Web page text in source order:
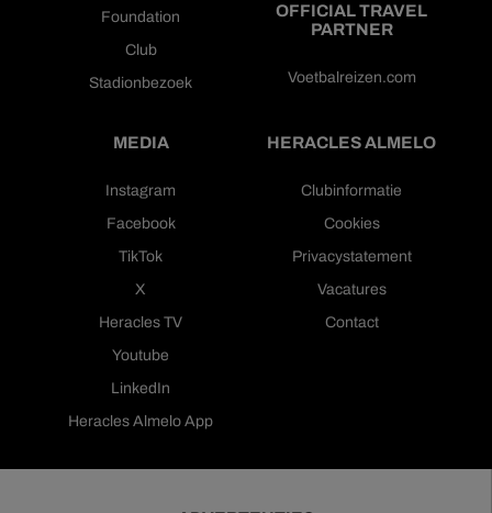
Foundation
Club
Stadionbezoek
OFFICIAL TRAVEL
PARTNER
Voetbalreizen.com
MEDIA
Instagram
Facebook
TikTok
X
Heracles TV
Youtube
LinkedIn
Heracles Almelo App
HERACLES ALMELO
Clubinformatie
Cookies
Privacystatement
Vacatures
Contact